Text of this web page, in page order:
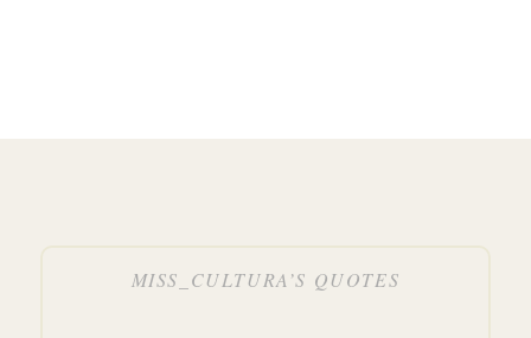
MISS_CULTURA’S QUOTES